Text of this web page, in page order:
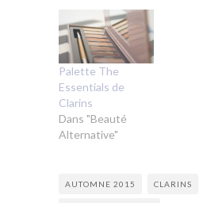
Palette The
Essentials de
Clarins
Dans "Beauté
Alternative"
AUTOMNE 2015 CLARINS